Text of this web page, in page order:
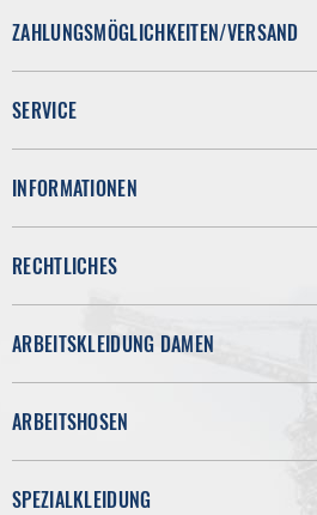
ZAHLUNGSMÖGLICHKEITEN/VERSAND
SERVICE
INFORMATIONEN
RECHTLICHES
ARBEITSKLEIDUNG DAMEN
ARBEITSHOSEN
SPEZIALKLEIDUNG